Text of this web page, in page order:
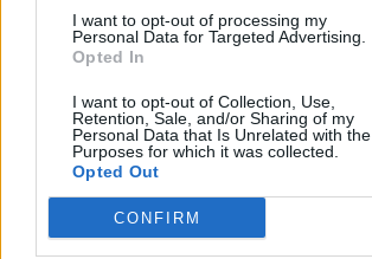
I want to opt-out of processing my
Personal Data for Targeted Advertising.
Opted In
I want to opt-out of Collection, Use,
Retention, Sale, and/or Sharing of my
Personal Data that Is Unrelated with the
Purposes for which it was collected.
Opted Out
CONFIRM